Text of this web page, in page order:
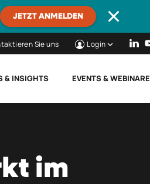
JETZT ANMELDEN
Sie uns Login
& INSIGHTS EVENTS & WEBINARE
im